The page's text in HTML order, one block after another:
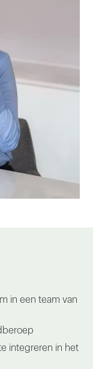
in een team van
integreren in het